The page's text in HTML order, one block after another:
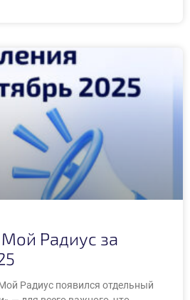
Радиус за
Радиус появился отдельный